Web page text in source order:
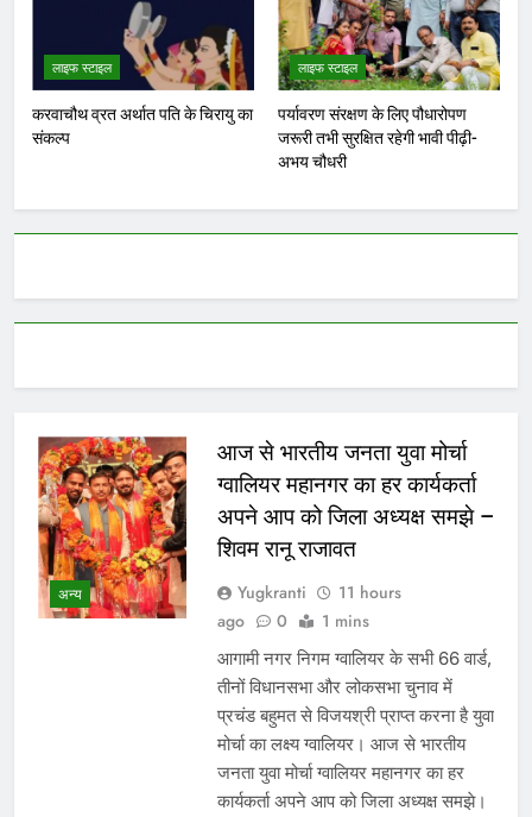
लाइफ स्टाइल
करवाचौथ व्रत अर्थात पति के चिरायु का
संकल्प
लाइफ स्टाइल
पर्यावरण संरक्षण के लिए पौधारोपण
जरूरी तभी सुरक्षित रहेगी भावी पीढ़ी-
अभय चौधरी
अन्य
आज से भारतीय जनता युवा मोर्चा
ग्वालियर महानगर का हर कार्यकर्ता
अपने आप को जिला अध्यक्ष समझे –
शिवम रानू राजावत
Yugkranti
11 hours
ago
0 1 mins
आगामी नगर निगम ग्वालियर के सभी 66 वार्ड,
तीनों विधानसभा और लोकसभा चुनाव में
प्रचंड बहुमत से विजयश्री प्राप्त करना है युवा
मोर्चा का लक्ष्य ग्वालियर। आज से भारतीय
जनता युवा मोर्चा ग्वालियर महानगर का हर
कार्यकर्ता अपने आप को जिला अध्यक्ष समझे।